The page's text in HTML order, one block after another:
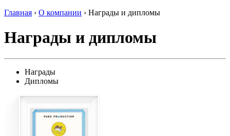
Главная › О компании › Награды и дипломы
Награды и дипломы
Награды
Дипломы